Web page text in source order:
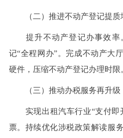
（二）推进不动产登记提质
提升不动产登记办事效率
记“全程网办”。完成不动产大
硬件，压缩不动产登记办理时限
（三）推动办税服务再升级
实现出租汽车行业“支付即
票。持续优化涉税政策解读服